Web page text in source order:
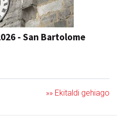
- San Bartolome
»» Ekitaldi gehiago